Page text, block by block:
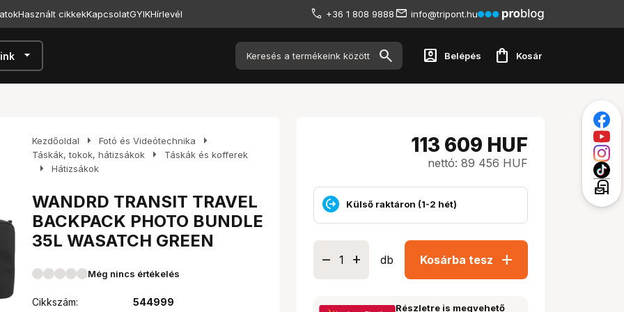
Használt cikkekKapcsolatGYIKHírlevél +36 1 808 9888 info@tripont.hu
arrow_drop_down account_box Belépés shopping_bag Kosár
Kezdőoldal arrow_right Fotó és Videótechnika arrow_right
Táskák, tokok, hátizsákok arrow_right Táskák és kofferek
arrow_right Hátizsákok
WANDRD TRANSIT TRAVEL
BACKPACK PHOTO BUNDLE
35L WASATCH GREEN
Még nincs értékelés
Cikkszám:
544999
113 609 HUF
nettó: 89 456 HUF
Külső raktáron (1-2 hét)
db Kosárba tesz add
Részletre is megvehető
local_post_office